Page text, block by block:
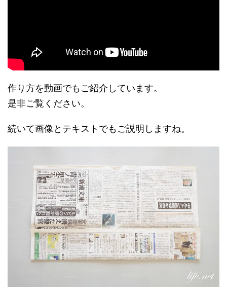
作り方を動画でもご紹介しています。
是非ご覧ください。
続いて画像とテキストでもご説明しますね。